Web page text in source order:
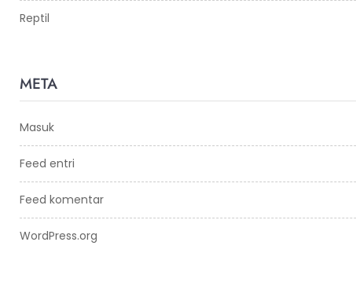
Reptil
META
Masuk
Feed entri
Feed komentar
WordPress.org